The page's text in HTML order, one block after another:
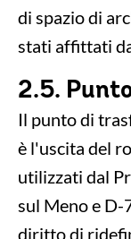
di spazio di
stati affittati
2.5.
Il punto di
è l'uscita del
utilizzati dal
sul Meno e
diritto di